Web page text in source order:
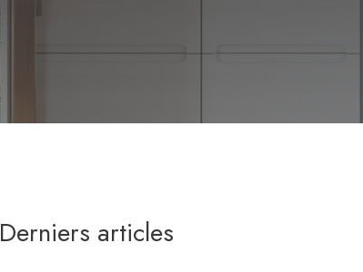
Derniers articles